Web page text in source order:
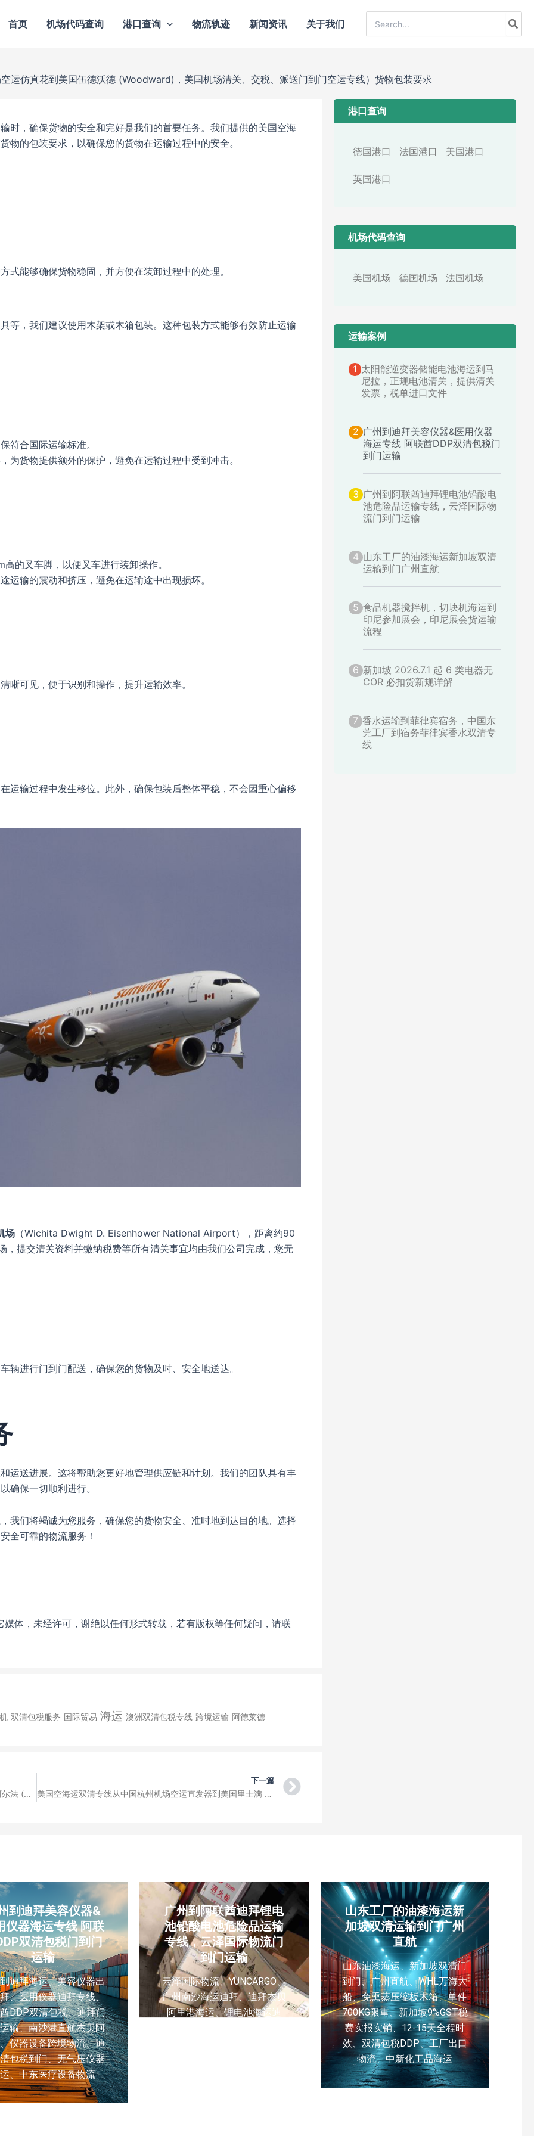
首页 机场代码查询 港口查询 物流轨迹 新闻资讯 关于我们
for:
运仿真花到美国伍德沃德 (Woodward)，美国机场清关、交税、派送门到门空运专线）货物包装要求
时，确保货物的安全和完好是我们的首要任务。我们提供的美国空海
的包装要求，以确保您的货物在运输过程中的安全。
能够确保货物稳固，并方便在装卸过程中的处理。
等，我们建议使用木架或木箱包装。这种包装方式能够有效防止运输
符合国际运输标准。
为货物提供额外的保护，避免在运输过程中受到冲击。
的叉车脚，以便叉车进行装卸操作。
运输的震动和挤压，避免在运输途中出现损坏。
晰可见，便于识别和操作，提升运输效率。
运输过程中发生移位。此外，确保包装后整体平稳，不会因重心偏移
场 （Wichita Dwight D. Eisenhower National Airport），距离约90
提交清关资料并缴纳税费等所有清关事宜均由我们公司完成，您无
进行门到门配送，确保您的货物及时、安全地送达。
运送进展。这将帮助您更好地管理供应链和计划。我们的团队具有丰
确保一切顺利进行。
我们将竭诚为您服务，确保您的货物安全、准时地到达目的地。选择
全可靠的物流服务！
体，未经许可，谢绝以任何形式转载，若有版权等任何疑问，请联
双清包税服务 国际贸易 海运 澳洲双清包税专线 跨境运输 阿德莱德
(美国空海运双清专线从中国青岛机场空运气罐到美国阿尔法 (Altus)，美国机场清关、交税、派送门到门空运专线）货物包装说明
下一篇
美国空海运双清专线从中国杭州机场空运直发器到美国里士满 (Edmond)，美国机场清关、交税、派送门到门空运专线
港口查询
德国港口 法国港口 美国港口
英国港口
机场代码查询
美国机场 德国机场 法国机场
运输案例​
1 太阳能逆变器储能电池海运到马
尼拉，正规电池清关，提供清关
发票，税单进口文件
2 广州到迪拜美容仪器&医用仪器
海运专线 阿联酋DDP双清包税门
到门运输
3 广州到阿联酋迪拜锂电池铅酸电
池危险品运输专线，云泽国际物
流门到门运输
4 山东工厂的油漆海运新加坡双清
运输到门广州直航
5 食品机器搅拌机，切块机海运到
印尼参加展会，印尼展会货运输
流程
6 新加坡 2026.7.1 起 6 类电器无
COR 必扣货新规详解
7 香水运输到菲律宾宿务，中国东
莞工厂到宿务菲律宾香水双清专
线
到迪拜美容仪器&
仪器海运专线 阿联
双清包税门到门
运输
迪拜海运、美容仪器出
、医用仪器迪拜专线、
DDP双清包税、迪拜门
输、南沙港直航杰贝阿
仪器设备跨境物流、迪
包税到门、无气压仪器
、中东医疗设备物流
广州到阿联酋迪拜锂电
池铅酸电池危险品运输
专线，云泽国际物流门
到门运输
云泽国际物流、YUNCARGO、
广州南沙海运迪拜、迪拜杰贝
阿里港海运、锂电池海运迪
山东工厂的油漆海运新
加坡双清运输到门广州
直航
山东油漆海运、新加坡双清门
到门、广州直航、WHL万海大
船、免熏蒸压缩板木箱、单件
700KG限重、新加坡9%GST税
费实报实销、12-15天全程时
效、双清包税DDP、工厂出口
物流、中新化工品海运